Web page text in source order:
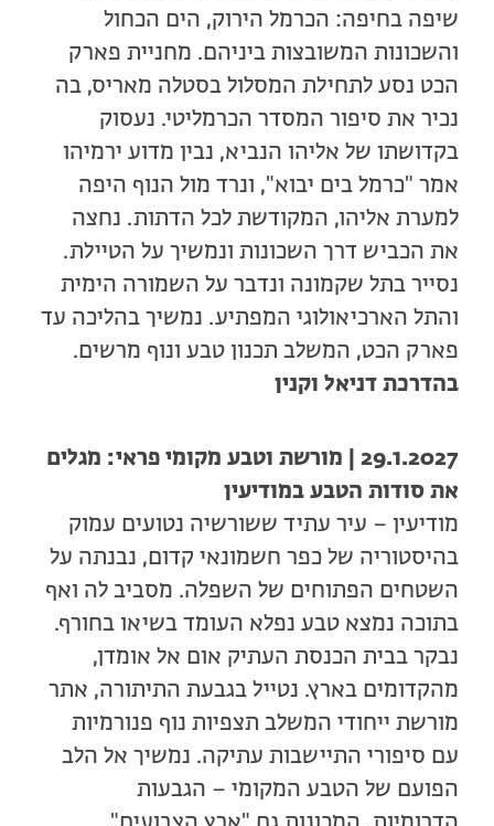
שיפה בחיפה: הכרמל הירוק, הים הכחול
והשכונות המשובצות ביניהם. מחניית פארק
הכט נסע לתחילת המסלול בסטלה מאריס, בה
נכיר את סיפור המסדר הכרמליטי. נעסוק
בקדושתו של אליהו הנביא, נבין מדוע ירמיהו
אמר "כרמל בים יבוא", ונרד מול הנוף היפה
למערת אליהו, המקודשת לכל הדתות. נחצה
את הכביש דרך השכונות ונמשיך על הטיילת.
נסייר בתל שקמונה ונדבר על השמורה הימית
והתל הארכיאולוגי המפתיע. נמשיך בהליכה עד
פארק הכט, המשלב תכנון טבע ונוף מרשים.
בהדרכת דניאל וקנין
29.1.2027 | מורשת וטבע מקומי פראי: מגלים
את סודות הטבע במודיעין
מודיעין – עיר עתיד ששורשיה נטועים עמוק
בהיסטוריה של כפר חשמונאי קדום, נבנתה על
השטחים הפתוחים של השפלה. מסביב לה ואף
בתוכה נמצא טבע נפלא העומד בשיאו בחורף.
נבקר בבית הכנסת העתיק אום אל אומדן,
מהקדומים בארץ. נטייל בגבעת התיתורה, אתר
מורשת ייחודי המשלב תצפיות נוף פנורמיות
עם סיפורי התיישבות עתיקה. נמשיך אל הלב
הפועם של הטבע המקומי – הגבעות